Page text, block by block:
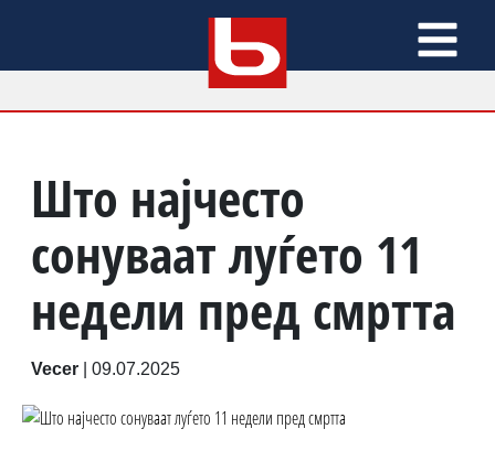
Што најчесто
сонуваат луѓето 11
недели пред смртта
Vecer 09.07.2025